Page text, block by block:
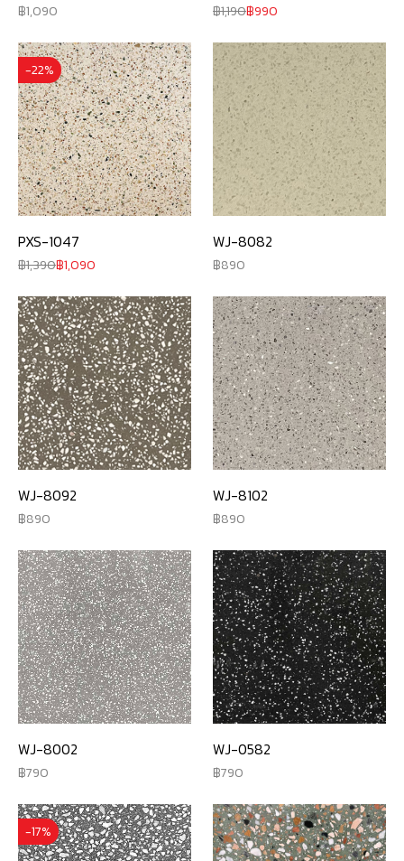
1,090 1,190 990
-22%
PXS-1047
1,390 1,090
WJ-8082
890
WJ-8092
890
WJ-8102
890
WJ-8002
790
WJ-0582
790
-17%